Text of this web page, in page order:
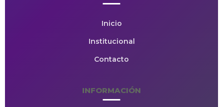
Inicio
Institucional
Contacto
INFORMACIÓN